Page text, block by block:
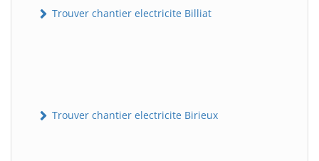
Trouver chantier electricite Billiat
Trouver chantier electricite Birieux